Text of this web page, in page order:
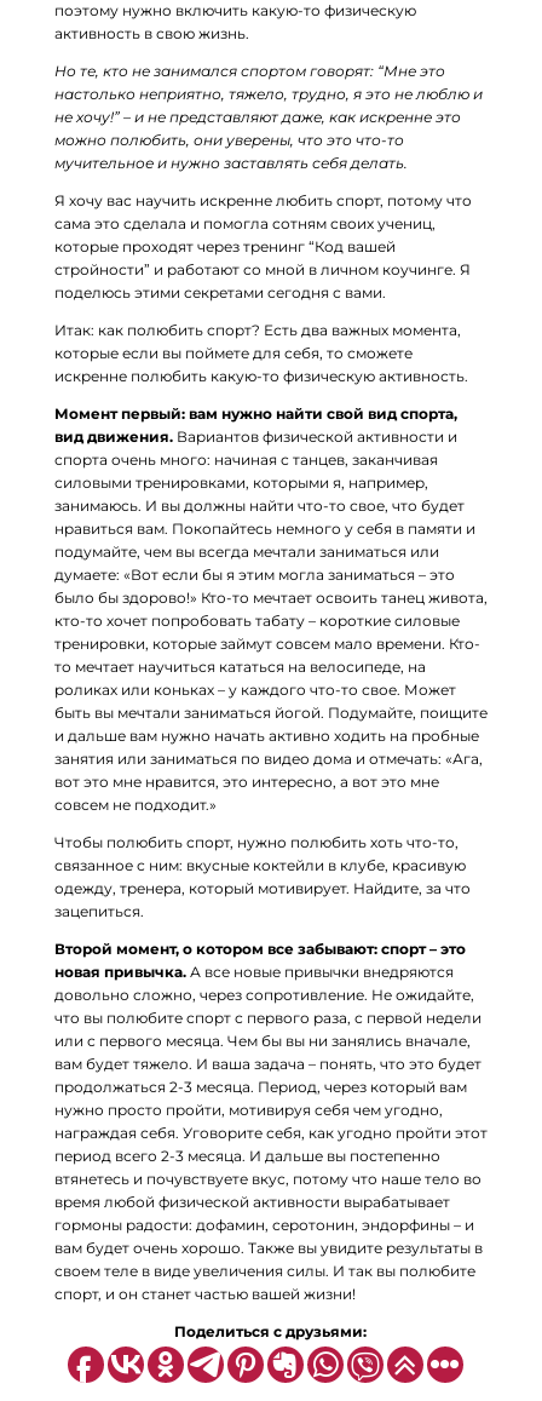
поэтому нужно включить какую-то физическую
активность в свою жизнь.
Но те, кто не занимался спортом говорят: “Мне это
настолько неприятно, тяжело, трудно, я это не люблю и
не хочу!” – и не представляют даже, как искренне это
можно полюбить, они уверены, что это что-то
мучительное и нужно заставлять себя делать.
Я хочу вас научить искренне любить спорт, потому что
сама это сделала и помогла сотням своих учениц,
которые проходят через тренинг “Код вашей
стройности” и работают со мной в личном коучинге. Я
поделюсь этими секретами сегодня с вами.
Итак: как полюбить спорт? Есть два важных момента,
которые если вы поймете для себя, то сможете
искренне полюбить какую-то физическую активность.
Момент первый: вам нужно найти свой вид спорта,
вид движения.Вариантов физической активности и
спорта очень много: начиная с танцев, заканчивая
силовыми тренировками, которыми я, например,
занимаюсь. И вы должны найти что-то свое, что будет
нравиться вам. Покопайтесь немного у себя в памяти и
подумайте, чем вы всегда мечтали заниматься или
думаете: «Вот если бы я этим могла заниматься – это
было бы здорово!» Кто-то мечтает освоить танец живота,
кто-то хочет попробовать табату – короткие силовые
тренировки, которые займут совсем мало времени. Кто-
то мечтает научиться кататься на велосипеде, на
роликах или коньках – у каждого что-то свое. Может
быть вы мечтали заниматься йогой. Подумайте, поищите
и дальше вам нужно начать активно ходить на пробные
занятия или заниматься по видео дома и отмечать: «Ага,
вот это мне нравится, это интересно, а вот это мне
совсем не подходит.»
Чтобы полюбить спорт, нужно полюбить хоть что-то,
связанное с ним: вкусные коктейли в клубе, красивую
одежду, тренера, который мотивирует. Найдите, за что
зацепиться.
Второй момент, о котором все забывают: спорт – это
новая привычка.А все новые привычки внедряются
довольно сложно, через сопротивление. Не ожидайте,
что вы полюбите спорт с первого раза, с первой недели
или с первого месяца. Чем бы вы ни занялись вначале,
вам будет тяжело. И ваша задача – понять, что это будет
продолжаться 2-3 месяца. Период, через который вам
нужно просто пройти, мотивируя себя чем угодно,
награждая себя. Уговорите себя, как угодно пройти этот
период всего 2-3 месяца. И дальше вы постепенно
втянетесь и почувствуете вкус, потому что наше тело во
время любой физической активности вырабатывает
гормоны радости: дофамин, серотонин, эндорфины – и
вам будет очень хорошо. Также вы увидите результаты в
своем теле в виде увеличения силы. И так вы полюбите
спорт, и он станет частью вашей жизни!
Поделиться с друзьями: